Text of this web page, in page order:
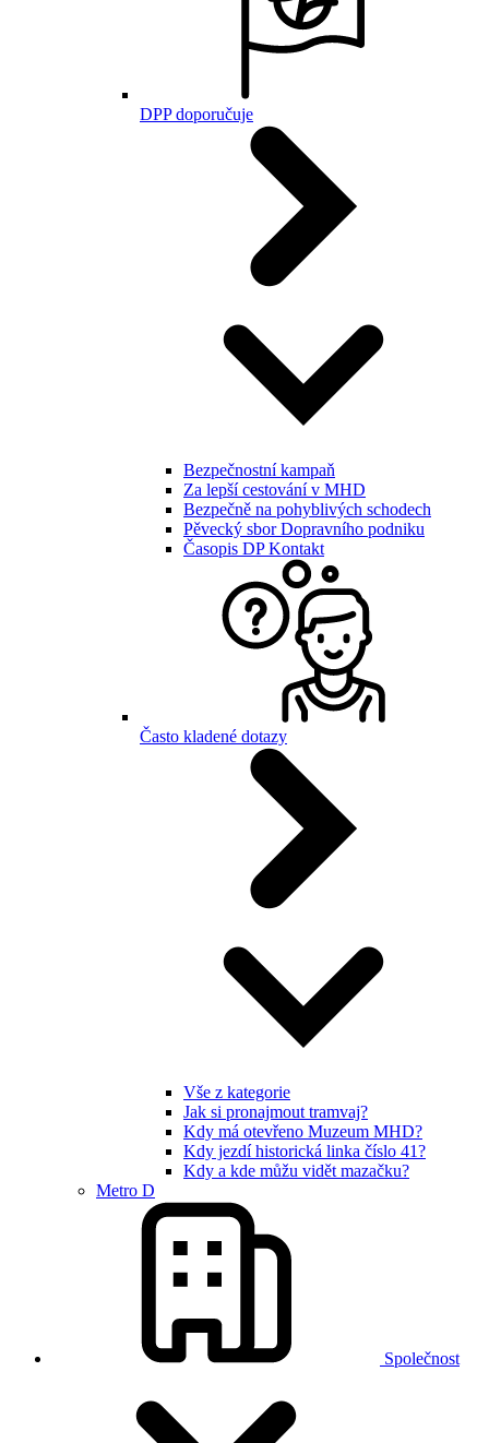
DPP doporučuje
Bezpečnostní kampaň
Za lepší cestování v MHD
Bezpečně na pohyblivých schodech
Pěvecký sbor Dopravního podniku
Časopis DP Kontakt
Často kladené dotazy
Vše z kategorie
Jak si pronajmout tramvaj?
Kdy má otevřeno Muzeum MHD?
Kdy jezdí historická linka číslo 41?
Kdy a kde můžu vidět mazačku?
Metro D
Společnost